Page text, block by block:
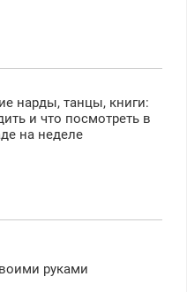
нарды, танцы, книги:
и что посмотреть в
на неделе
руками